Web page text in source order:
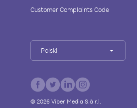
Customer Complaints Code
Polski
© 2026Viber Media S.à r.l.